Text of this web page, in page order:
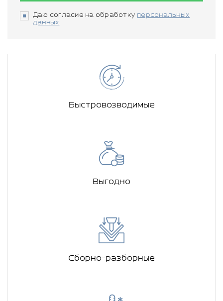
Даю согласие на обработку персональных
данных
Быстровозводимые
Выгодно
Сборно-разборные